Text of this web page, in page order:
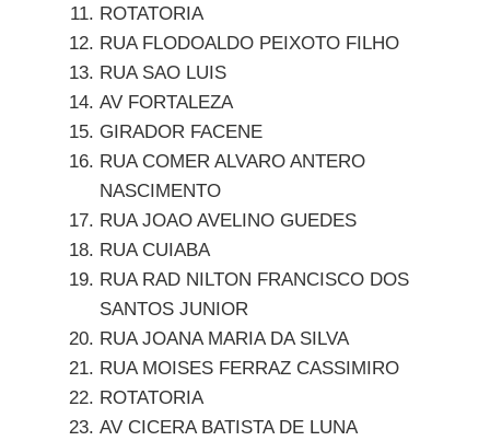
ROTATORIA
RUA FLODOALDO PEIXOTO FILHO
RUA SAO LUIS
AV FORTALEZA
GIRADOR FACENE
RUA COMER ALVARO ANTERO
NASCIMENTO
RUA JOAO AVELINO GUEDES
RUA CUIABA
RUA RAD NILTON FRANCISCO DOS
SANTOS JUNIOR
RUA JOANA MARIA DA SILVA
RUA MOISES FERRAZ CASSIMIRO
ROTATORIA
AV CICERA BATISTA DE LUNA